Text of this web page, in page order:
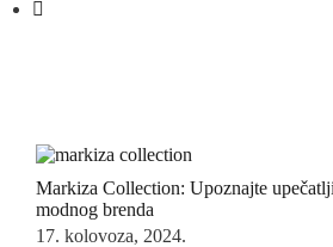
Markiza Collection: Upoznajte
modnog brenda
17. kolovoza, 2024.